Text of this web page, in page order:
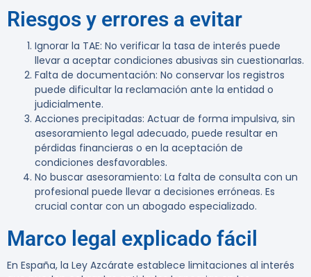
Riesgos y errores a evitar
Ignorar la TAE: No verificar la tasa de interés puede
llevar a aceptar condiciones abusivas sin cuestionarlas.
Falta de documentación: No conservar los registros
puede dificultar la reclamación ante la entidad o
judicialmente.
Acciones precipitadas: Actuar de forma impulsiva, sin
asesoramiento legal adecuado, puede resultar en
pérdidas financieras o en la aceptación de
condiciones desfavorables.
No buscar asesoramiento: La falta de consulta con un
profesional puede llevar a decisiones erróneas. Es
crucial contar con un abogado especializado.
Marco legal explicado fácil
En España, la Ley Azcárate establece limitaciones al interés